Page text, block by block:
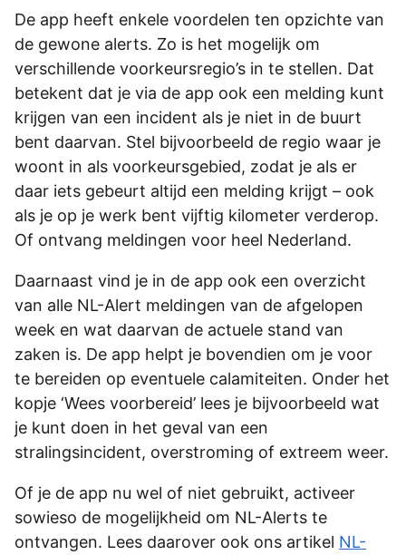
De app heeft enkele voordelen ten opzichte van
de gewone alerts. Zo is het mogelijk om
verschillende voorkeursregio’s in te stellen. Dat
betekent dat je via de app ook een melding kunt
krijgen van een incident als je niet in de buurt
bent daarvan. Stel bijvoorbeeld de regio waar je
woont in als voorkeursgebied, zodat je als er
daar iets gebeurt altijd een melding krijgt – ook
als je op je werk bent vijftig kilometer verderop.
Of ontvang meldingen voor heel Nederland.
Daarnaast vind je in de app ook een overzicht
van alle NL-Alert meldingen van de afgelopen
week en wat daarvan de actuele stand van
zaken is. De app helpt je bovendien om je voor
te bereiden op eventuele calamiteiten. Onder het
kopje ‘Wees voorbereid’ lees je bijvoorbeeld wat
je kunt doen in het geval van een
stralingsincident, overstroming of extreem weer.
Of je de app nu wel of niet gebruikt, activeer
sowieso de mogelijkheid om NL-Alerts te
ontvangen. Lees daarover ook ons artikel NL-